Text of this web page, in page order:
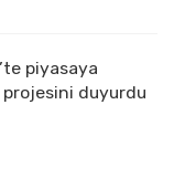
piyasaya
duyurdu